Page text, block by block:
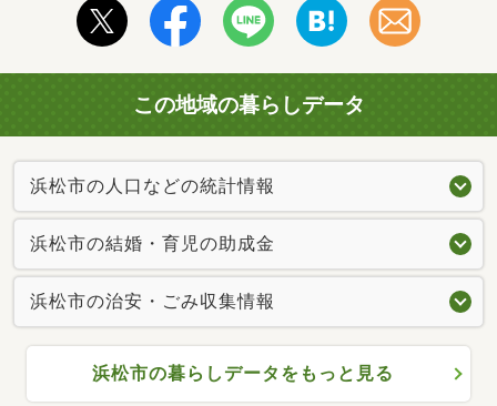
この地域の暮らしデータ
浜松市の人口などの統計情報
浜松市の結婚・育児の助成金
浜松市の治安・ごみ収集情報
浜松市の暮らしデータをもっと見る